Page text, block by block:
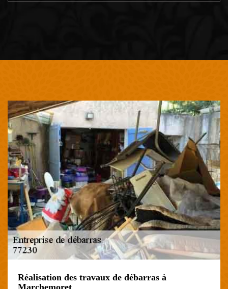
Réalisation des travaux de débarras à
Marchemoret